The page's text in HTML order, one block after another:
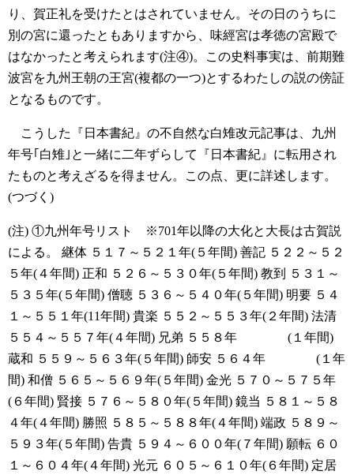
り、賀正礼を受けたとはされていません。その日のうちに
別の宮に還ったともありますから、味經宮は孝徳の宮殿で
はなかったと考えられます(注④)。この史料事実は、前期難
波宮を九州王朝の王宮(複都の一つ)とするわたしの説の傍証
となるものです。
こうした『日本書紀』の不自然な白雉改元記事は、九州
年号｢白雉｣と一緒に二年ずらして『日本書紀』に転用され
たものと考えざるを得ません。この点、更に詳述します。
(つづく)
(注) ①九州年号リスト ※701年以降の大化と大長は古賀説
による。
継体 ５１７～５２１年(５年間) 善記 ５２２～５２
５年(４年間) 正和 ５２６～５３０年(５年間) 教到 ５３１～
５３５年(５年間) 僧聴 ５３６～５４０年(５年間) 明要 ５４
１～５５１年(11年間) 貴楽 ５５２～５５３年(２年間) 法清
５５４～５５７年(４年間) 兄弟 ５５８年 (１年間)
蔵和 ５５９～５６３年(５年間) 師安 ５６４年 (１年
間) 和僧 ５６５～５６９年(５年間) 金光 ５７０～５７５年
(６年間) 賢接 ５７６～５８０年(５年間) 鏡当 ５８１～５８
４年(４年間) 勝照 ５８５～５８８年(４年間) 端政 ５８９～
５９３年(５年間) 告貴 ５９４～６００年(７年間) 願転 ６０
１～６０４年(４年間) 光元 ６０５～６１０年(６年間) 定居